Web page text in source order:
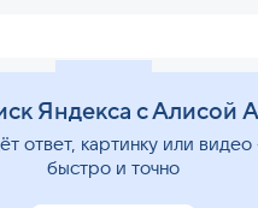
Звезды
Яндекса с Алисой AI
ответ, картинку или
быстро и точно